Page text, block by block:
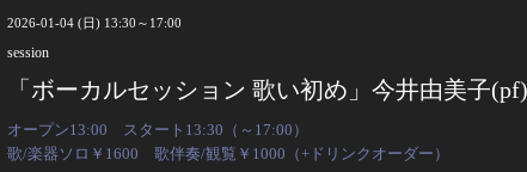
2026-01-04 (日) 13:30～17:00
session
「ボーカルセッション 歌い初め」今井由美子(pf)
オープン13:00 スタート13:30（～17:00）
歌/楽器ソロ￥1600 歌伴奏/観覧￥1000（+ドリンクオーダー）